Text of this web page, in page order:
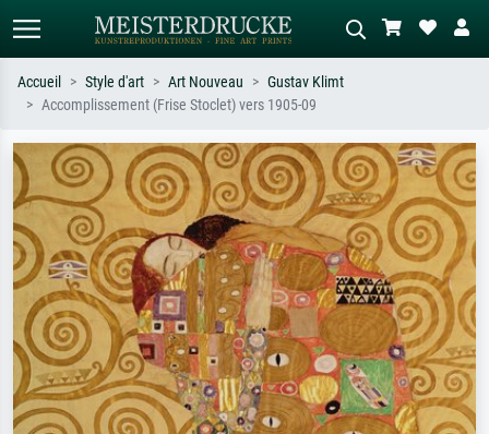
Recherchez par artiste, titre ou style –
ex. Monet, Nuit étoilée,
impressionnisme, vague de Hokusai,
nu.
Décrivez la scène – ex. prairie verte,
abstrait avec beaucoup de rouge,
tableau sombre, nu debout près d'un
arbre.
Accueil Style d'art Art Nouveau
Gustav Klimt
Accomplissement (Frise Stoclet) vers 1905-09